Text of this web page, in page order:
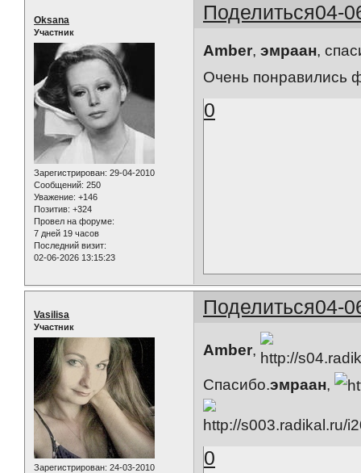
Поделиться04-
Oksana
Участник
Зарегистрирован: 29-04-2010
Сообщений: 250
Уважение: +146
Позитив: +324
Провел на форуме:
7 дней 19 часов
Последний визит:
02-06-2026 13:15:23
Amber,эмраан,
Очень понравились
0
Поделиться04-
Vasilisa
Участник
Зарегистрирован: 24-03-2010
Amber,
Спасибо.эмраан,
0